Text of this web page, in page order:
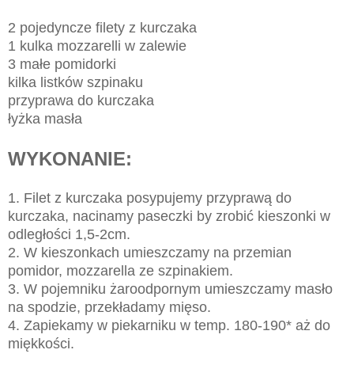
2 pojedyncze filety z kurczaka
1 kulka mozzarelli w zalewie
3 małe pomidorki
kilka listków szpinaku
przyprawa do kurczaka
łyżka masła
WYKONANIE:
1. Filet z kurczaka posypujemy przyprawą do
kurczaka, nacinamy paseczki by zrobić kieszonki w
odległości 1,5-2cm.
2. W kieszonkach umieszczamy na przemian
pomidor, mozzarella ze szpinakiem.
3. W pojemniku żaroodpornym umieszczamy masło
na spodzie, przekładamy mięso.
4. Zapiekamy w piekarniku w temp. 180-190* aż do
miękkości.